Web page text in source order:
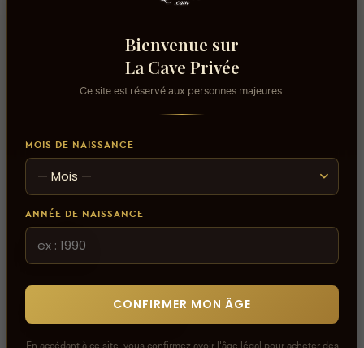
Volume alcool
Avis
Bienvenue sur
La Cave Privée
Ce site est réservé aux personnes majeures.
MOIS DE NAISSANCE
ANNÉE DE NAISSANCE
CONFIRMER MON ÂGE
En accédant à ce site, vous confirmez avoir l'âge légal pour acheter des